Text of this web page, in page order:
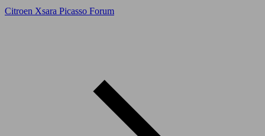
Citroen Xsara Picasso Forum